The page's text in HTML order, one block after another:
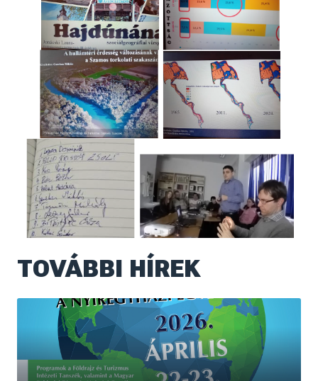
TOVÁBBI HÍREK